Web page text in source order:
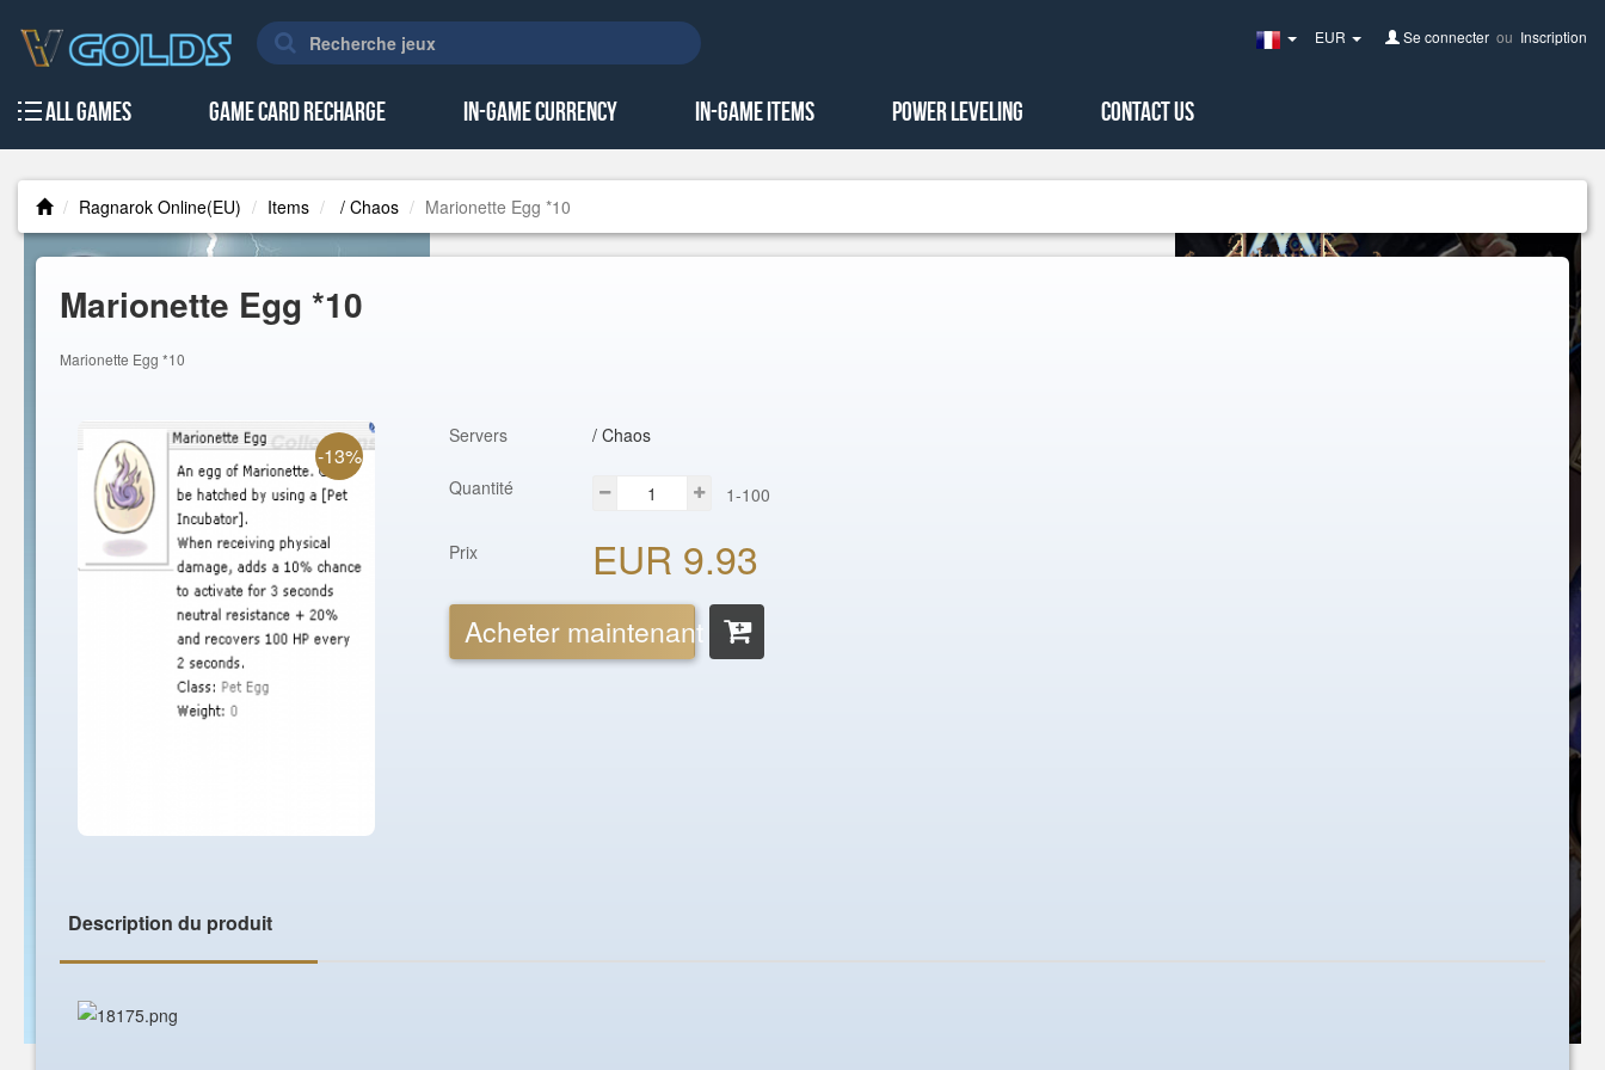
France(Français)
EUR Se connecter ou Inscription
All Games Game Card Recharge In-Game Currency In-Game Items Power Leveling Contact Us
Ragnarok Online(EU) Items / Chaos Marionette Egg *10
Marionette Egg *10
Marionette Egg *10
-13%
Servers / Chaos
Quantité 1-100
Prix EUR 9.93
Acheter maintenant
Description du produit